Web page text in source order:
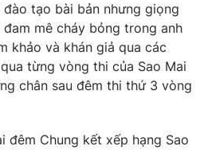
tạo bài bản nhưng giọng
mê cháy bỏng trong anh
khảo và khán giả qua các
từng vòng thi của Sao Mai
chân sau đêm thi thứ 3 vòng
đêm Chung kết xếp hạng Sao